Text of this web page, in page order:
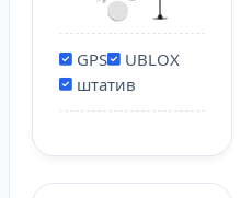
GPS
UBLOX
штатив